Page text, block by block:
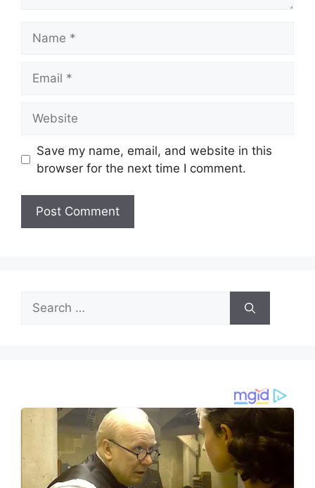
Save my name, email, and website in this
browser for the next time I comment.
Search
for: